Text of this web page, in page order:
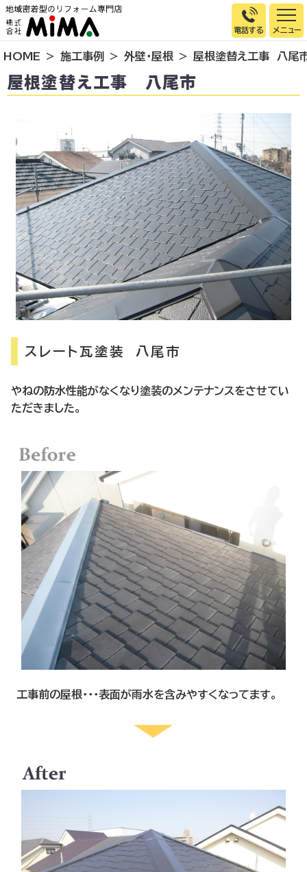
電話する
トップページ
選ばれる理由
お客様の声
イベント情報
店舗＆モデルハウス紹介
スタッフ紹介
リフォームの流れ
お知らせ
会社概要
HOME 施工事例 外壁・屋根 屋根塗替え工事 八尾
屋根塗替え工事 八尾市
スレート瓦塗装 八尾市
やねの防水性能がなくなり塗装のメンテナンスをさせてい
ただきました。
工事前の屋根・・・表面が雨水を含みやすくなってます。